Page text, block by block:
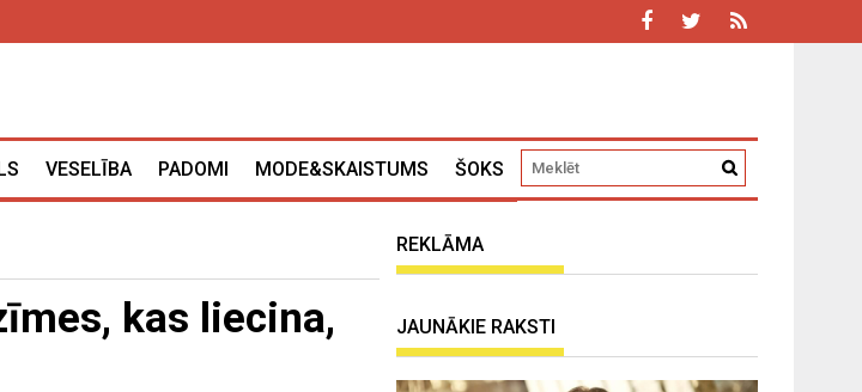
VESELĪBA PADOMI MODE&SKAISTUMS ŠOKS
kas liecina,
REKLĀMA
JAUNĀKIE RAKSTI